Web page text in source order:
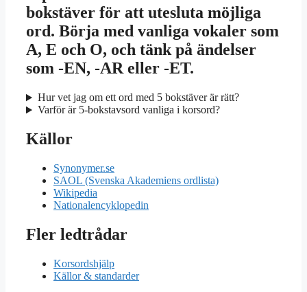
bokstäver för att utesluta möjliga
ord. Börja med vanliga vokaler som
A, E och O, och tänk på ändelser
som -EN, -AR eller -ET.
Hur vet jag om ett ord med 5 bokstäver är rätt?
Varför är 5-bokstavsord vanliga i korsord?
Källor
Synonymer.se
SAOL (Svenska Akademiens ordlista)
Wikipedia
Nationalencyklopedin
Fler ledtrådar
Korsordshjälp
Källor & standarder